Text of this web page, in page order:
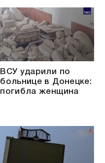
ВСУ ударили по
больнице в Донецке:
погибла женщина